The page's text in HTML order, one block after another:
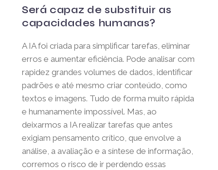
essencial para preservar as capacidades
cognitivas, a empatia e habilidades sociais.
Será capaz de substituir as
capacidades humanas?
A IA foi criada para simplificar tarefas,
eliminar erros e aumentar eficiência. Pode
analisar com rapidez grandes volumes de
dados, identificar padrões e até mesmo criar
conteúdo, como textos e imagens. Tudo de
forma muito rápida e humanamente
impossível. Mas, ao deixarmos a IA realizar